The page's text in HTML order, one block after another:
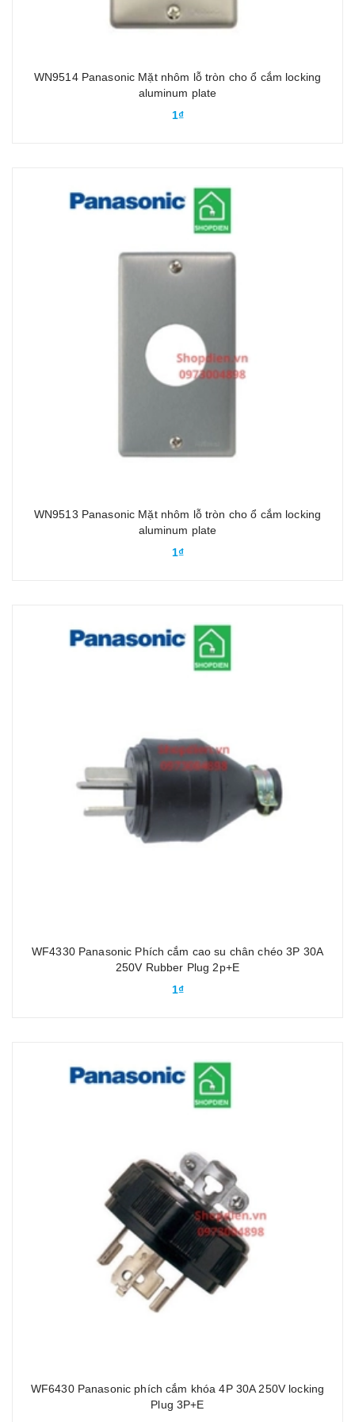
WN9514 Panasonic Mặt nhôm lỗ tròn cho ổ cắm locking
aluminum plate
1₫
WN9513 Panasonic Mặt nhôm lỗ tròn cho ổ cắm locking
aluminum plate
1₫
WF4330 Panasonic Phích cắm cao su chân chéo 3P 30A
250V Rubber Plug 2p+E
1₫
WF6430 Panasonic phích cắm khóa 4P 30A 250V locking
Plug 3P+E